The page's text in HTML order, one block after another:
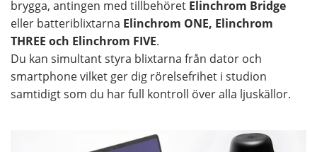
brygga, antingen med tillbehöret Elinchrom Bridge
eller batteriblixtarna Elinchrom ONE, Elinchrom
THREE och Elinchrom FIVE.
Du kan simultant styra blixtarna från dator och
smartphone vilket ger dig rörelsefrihet i studion
samtidigt som du har full kontroll över alla ljuskällor.